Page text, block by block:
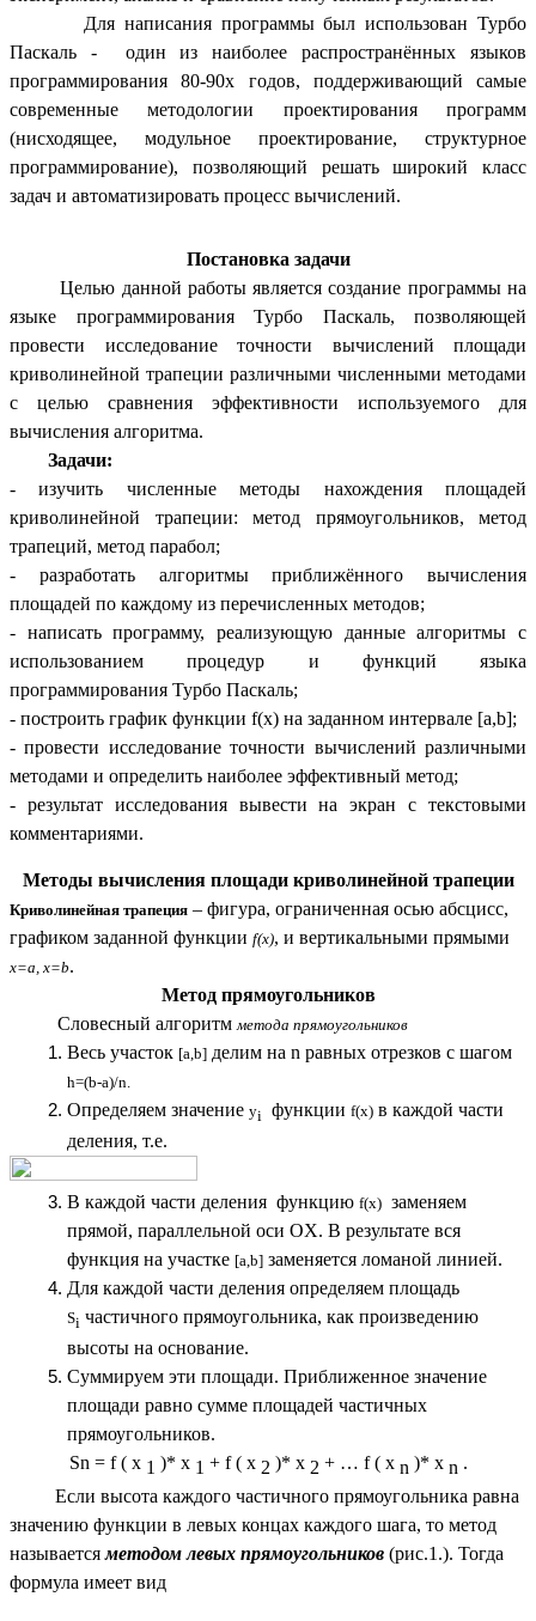
Для написания программы был использован Турбо
Паскаль - один из наиболее распространённых языков
программирования 80-90х годов, поддерживающий самые
современные методологии проектирования программ
(нисходящее, модульное проектирование, структурное
программирование), позволяющий решать широкий класс
задач и автоматизировать процесс вычислений.
Постановка задачи
Целью данной работы является создание программы на
языке программирования Турбо Паскаль, позволяющей
провести исследование точности вычислений площади
криволинейной трапеции различными численными методами
с целью сравнения эффективности используемого для
вычисления алгоритма.
Задачи:
- изучить численные методы нахождения площадей
криволинейной трапеции: метод прямоугольников, метод
трапеций, метод парабол;
- разработать алгоритмы приближённого вычисления
площадей по каждому из перечисленных методов;
- написать программу, реализующую данные алгоритмы с
использованием процедур и функций языка
программирования Турбо Паскаль;
- построить график функции f(x) на заданном интервале [a,b];
- провести исследование точности вычислений различными
методами и определить наиболее эффективный метод;
- результат исследования вывести на экран с текстовыми
комментариями.
Методы вычисления площади криволинейной трапеции
Криволинейная трапеция – фигура, ограниченная осью абсцисс,
графиком заданной функции f(x), и вертикальными прямыми
x=a, x=b.
Метод прямоугольников
Словесный алгоритм метода прямоугольников
Весь участок [a,b] делим на n равных отрезков с шагом
h=(b-a)/n.
Определяем значение yi функции f(x) в каждой части
деления, т.е.
В каждой части деления функцию f(x) заменяем
прямой, параллельной оси OX. В результате вся
функция на участке [a,b] заменяется ломаной линией.
Для каждой части деления определяем площадь
Si частичного прямоугольника, как произведению
высоты на основание.
Суммируем эти площади. Приближенное значение
площади равно сумме площадей частичных
прямоугольников.
Sn = f ( x 1 )* x 1 + f ( x 2 )* x 2 + … f ( x n )* x n .
Если высота каждого частичного прямоугольника равна
значению функции в левых концах каждого шага, то метод
называетсяметодом левых прямоугольников (рис.1.). Тогда
формула имеет вид